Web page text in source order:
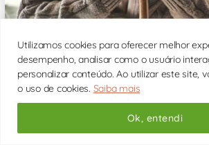
Utilizamos cookies para oferecer melhor
desempenho, analisar como o usuário
personalizar conteúdo. Ao utilizar este site,
o uso de cookies. Saiba mais
Ok, entendi
acomete a nossa atualidade. Veja
com ela. O Brasil é um país cuja
[...]